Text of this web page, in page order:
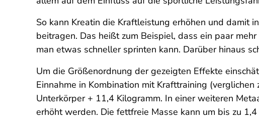
So kann Kreatin die Kraftleistung erhöhen und damit
beitragen. Das heißt zum Beispiel, dass ein paar
man etwas schneller sprinten kann. Darüber hinaus
Um die Größenordnung der gezeigten Effekte
Einnahme in Kombination mit Krafttraining
Unterkörper + 11,4 Kilogramm. In einer weiteren
erhöht werden. Die fettfreie Masse kann um bis zu